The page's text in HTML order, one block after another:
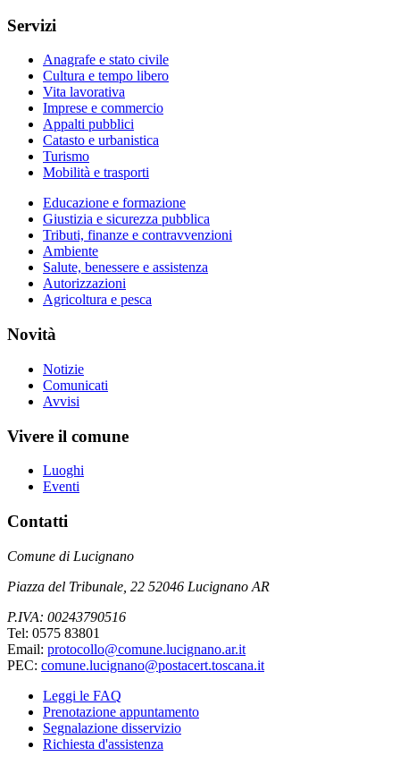
Servizi
Anagrafe e stato civile
Cultura e tempo libero
Vita lavorativa
Imprese e commercio
Appalti pubblici
Catasto e urbanistica
Turismo
Mobilità e trasporti
Educazione e formazione
Giustizia e sicurezza pubblica
Tributi, finanze e contravvenzioni
Ambiente
Salute, benessere e assistenza
Autorizzazioni
Agricoltura e pesca
Novità
Notizie
Comunicati
Avvisi
Vivere il comune
Luoghi
Eventi
Contatti
Comune di Lucignano
Piazza del Tribunale, 22 52046 Lucignano AR
P.IVA: 00243790516
Tel: 0575 83801
Email: protocollo@comune.lucignano.ar.it
PEC: comune.lucignano@postacert.toscana.it
Leggi le FAQ
Prenotazione appuntamento
Segnalazione disservizio
Richiesta d'assistenza